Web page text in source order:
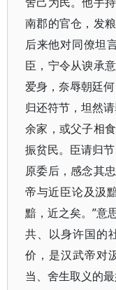
南郡的官仓，发
后来他对同僚坦
臣，宁令从谀承
爱身，奈辱朝廷
归还符节，坦然
余家，或父子相
振贫民。臣请归
原委后，感念其
帝与近臣论及汲
黯，近之矣。”意
共、以身许国的
价，是汉武帝对
当、舍生取义的最